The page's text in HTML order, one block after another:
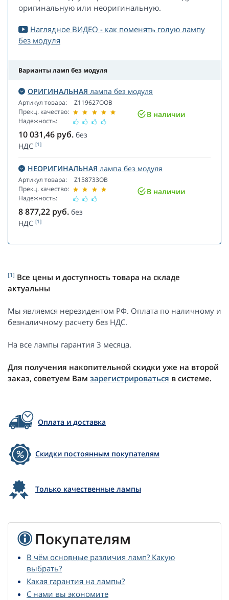
оригинальную или неоригинальную.
Наглядное ВИДЕО - как поменять голую лампу
без модуля
Варианты ламп без модуля
ОРИГИНАЛЬНАЯ лампа без модуля
Артикул товара:
Прекц. качество:
Надежность:
Z119627OOB
В наличии
10 031,46 руб. без
НДС [1]
НЕОРИГИНАЛЬНАЯ лампа без модуля
Артикул товара:
Прекц. качество:
Надежность:
Z158733OB
В наличии
8 877,22 руб. без
НДС [1]
[1] Все цены и доступность товара на складе
актуальны
Мы являемся нерезидентом РФ. Оплата по наличному и
безналичному расчету без НДС.
На все лампы гарантия 3 месяца.
Для получения накопительной скидки уже на второй
заказ, советуем Вам зарегистрироваться в системе.
Оплата и доставка
Скидки постоянным покупателям
Только качественные лампы
Покупателям
В чём основные различия ламп? Какую
выбрать?
Какая гарантия на лампы?
С нами вы экономите